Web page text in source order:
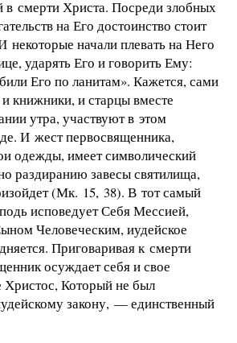
в смерти Христа. Посреди злобных
на Его достоинство стоит
некоторые начали плевать на Него
ударять Его и говорить Ему:
Его по ланитам». Кажется, сами
книжники, и старцы вместе
утра, участвуют в этом
И жест первосвященника,
одежды, имеет символический
раздиранию завесы святилища,
(Мк. 15, 38). В тот самый
исповедует Себя Мессией,
Человеческим, иудейское
Приговаривая к смерти
осуждает себя и свое
Который не был
закону, — единственный